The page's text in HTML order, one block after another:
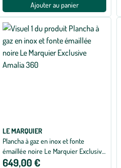
Ajouter au panier
LE MARQUIER
Plancha à gaz en inox et fonte
émaillée noire Le Marquier Exclusive
Amalia 360
649,00 €